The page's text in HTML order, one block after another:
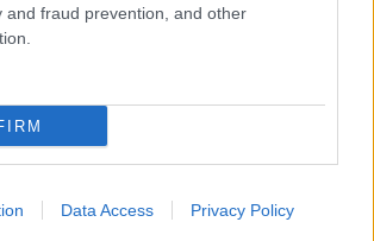
and fraud prevention, and other
Data Access Privacy Policy
Μαρίας Καρυστιανού από τα ΜΜΕ
σπίτια
περισσότερα χρήματα στην Ελλάδα